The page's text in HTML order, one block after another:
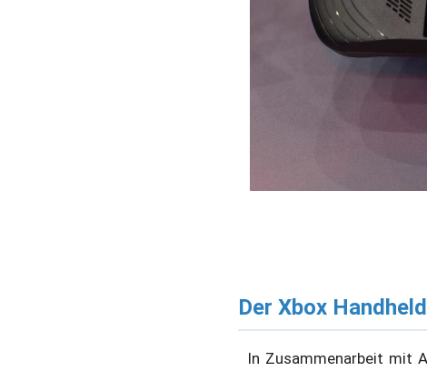
Der Xbox Handheld
In Zusammenarbeit mit